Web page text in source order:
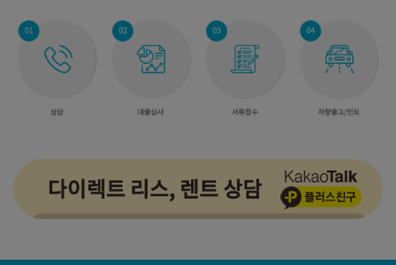
192,670,000
2026년형 가솔린 4.0 PHEV (개소세 30% 인하, 소화기 비치)
(4인승)
315,070,000원
Panamera Turbo E-Hybrid
(5인승)
316,370,000원